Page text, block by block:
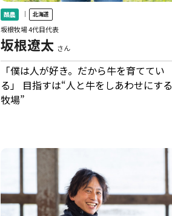
酪農 ｜ 北海道
坂根牧場 4代目代表
坂根遼太 さん
「僕は人が好き。だから牛を育ててい
る」 目指すは“人と牛をしあわせにする
牧場”